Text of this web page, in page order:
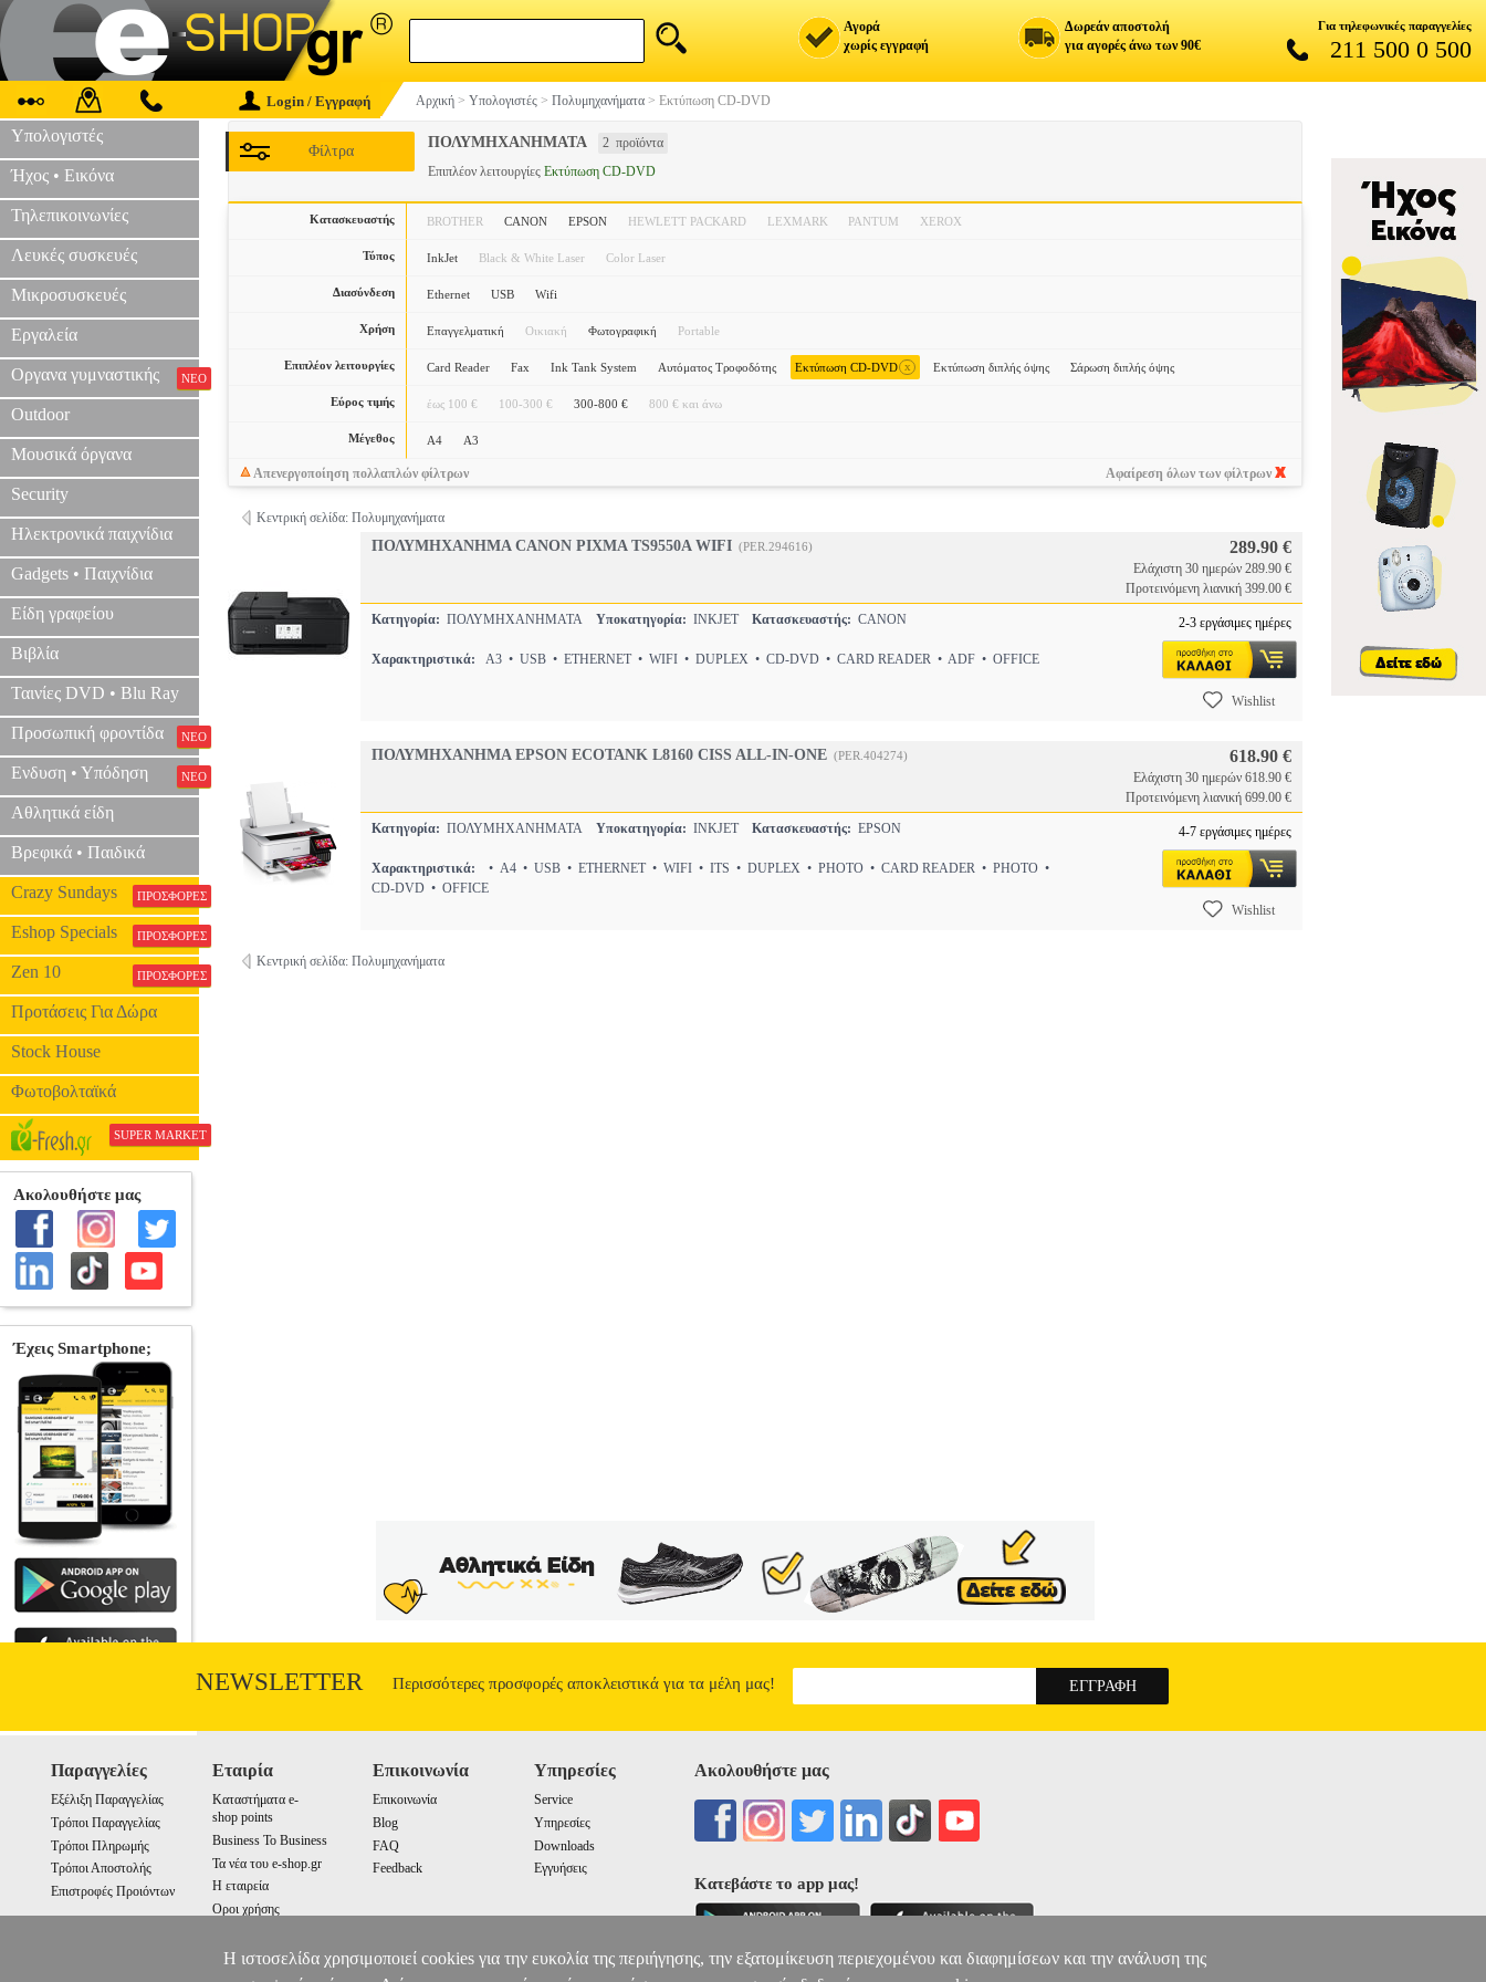
Αγορά
χωρίς εγγραφή
Δωρεάν αποστολή
για αγορές άνω των 90€
Για τηλεφωνικές παραγγελίες
211 500 0 500
Login / Εγγραφή Αρχική > Υπολογιστές > Πολυμηχανήματα > Εκτύπωση CD-DVD
Υπολογιστές
Ήχος • Εικόνα
Τηλεπικοινωνίες
Λευκές συσκευές
Μικροσυσκευές
Εργαλεία
Οργανα γυμναστικής ΝΕΟ
Outdoor
Μουσικά όργανα
Security
Ηλεκτρονικά παιχνίδια
Gadgets • Παιχνίδια
Είδη γραφείου
Βιβλία
Ταινίες DVD • Blu Ray
Προσωπική φροντίδα ΝΕΟ
Ενδυση • Υπόδηση ΝΕΟ
Αθλητικά είδη
Βρεφικά • Παιδικά
Crazy Sundays ΠΡΟΣΦΟΡΕΣ
Eshop Specials ΠΡΟΣΦΟΡΕΣ
Zen 10 ΠΡΟΣΦΟΡΕΣ
Προτάσεις Για Δώρα
Stock House
Φωτοβολταϊκά
SUPER MARKET
ΠΟΛΥΜΗΧΑΝΗΜΑΤΑ 2 προϊόντα
Φίλτρα
Επιπλέον λειτουργίες Εκτύπωση CD-DVD
Κατασκευαστής BROTHER CANON EPSON HEWLETT PACKARD LEXMARK PANTUM XEROX
Τύπος InkJet Black & White Laser Color Laser
Διασύνδεση Ethernet USB Wifi
Χρήση Επαγγελματική Οικιακή Φωτογραφική Portable
Επιπλέον λειτουργίες Card Reader Fax Ink Tank System Αυτόματος Τροφοδότης Εκτύπωση CD-DVD x Εκτύπωση διπλής όψης Σάρωση διπλής όψης
Εύρος τιμής έως 100 € 100-300 € 300-800 € 800 € και άνω
Μέγεθος A4 A3
Απενεργοποίηση πολλαπλών φίλτρων Αφαίρεση όλων των φίλτρων
Κεντρική σελίδα: Πολυμηχανήματα
ΠΟΛΥΜΗΧΑΝΗΜΑ CANON PIXMA TS9550A WIFI (PER.294616) 289.90 €
Ελάχιστη 30 ημερών 289.90 €
Προτεινόμενη λιανική 399.00 €
Κατηγορία: ΠΟΛΥΜΗΧΑΝΗΜΑΤΑ Υποκατηγορία: INKJET Κατασκευαστής: CANON
Χαρακτηριστικά: A3 • USB • ETHERNET • WIFI • DUPLEX • CD-DVD • CARD READER • ADF • OFFICE
2-3 εργάσιμες ημέρες
Wishlist
ΠΟΛΥΜΗΧΑΝΗΜΑ EPSON ECOTANK L8160 CISS ALL-IN-ONE (PER.404274) 618.90 €
Ελάχιστη 30 ημερών 618.90 €
Προτεινόμενη λιανική 699.00 €
Κατηγορία: ΠΟΛΥΜΗΧΑΝΗΜΑΤΑ Υποκατηγορία: INKJET Κατασκευαστής: EPSON
Χαρακτηριστικά:
• A4 • USB • ETHERNET • WIFI • ITS • DUPLEX • PHOTO • CARD READER • PHOTO •
CD-DVD • OFFICE
4-7 εργάσιμες ημέρες
Wishlist
Κεντρική σελίδα: Πολυμηχανήματα
NEWSLETTER Περισσότερες προσφορές αποκλειστικά για τα μέλη μας!
Παραγγελίες
Εξέλιξη Παραγγελίας
Τρόποι Παραγγελίας
Τρόποι Πληρωμής
Τρόποι Αποστολής
Επιστροφές Προιόντων
Εταιρία
Καταστήματα e-
shop points
Business To Business
Τα νέα του e-shop.gr
Η εταιρεία
Οροι χρήσης
Επικοινωνία
Επικοινωνία
Blog
FAQ
Feedback
Υπηρεσίες
Service
Υπηρεσίες
Downloads
Εγγυήσεις
Ακολουθήστε μας
Κατεβάστε το app μας!
Η ιστοσελίδα χρησιμοποιεί cookies για την ευκολία της περιήγησης, την εξατομίκευση περιεχομένου και διαφημίσεων και την ανάλυση της